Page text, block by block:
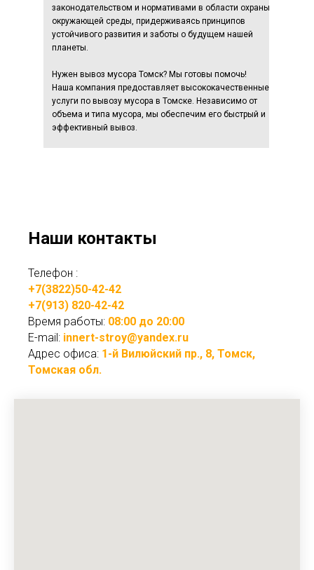
законодательством и нормативами в области охраны
окружающей среды, придерживаясь принципов
устойчивого развития и заботы о будущем нашей
планеты.
Нужен вывоз мусора Томск? Мы готовы помочь!
Наша компания предоставляет высококачественные
услуги по вывозу мусора в Томске. Независимо от
объема и типа мусора, мы обеспечим его быстрый и
эффективный вывоз.
Наши контакты
Телефон :
+7(3822)50-42-42
+7(913) 820-42-42
Время работы: 08:00 до 20:00
E-mail: innert-stroy@yandex.ru
Адрес офиса: 1-й Вилюйский пр., 8, Томск,
Томская обл.